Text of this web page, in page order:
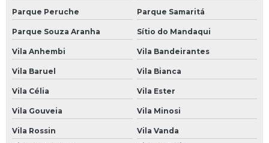
Revisão Automotiva
Revisão Automotiva Preço
Revisão Automotiva SP
Revisão de Carro
Revisão de Carros
Revisão Elétrica Automotiva
Revisão Preventiva Automotiva
Parque Peruche Parque Samaritá
Parque Souza Aranha Sítio do Mandaqui
Vila Anhembi Vila Bandeirantes
Vila Baruel Vila Bianca
Vila Célia Vila Ester
Vila Gouveia Vila Minosi
Vila Rossin
Vila Vanda